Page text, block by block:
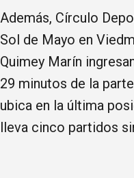
Además, Círculo
Sol de Mayo en
Quimey Marín
29 minutos de la
ubica en la última
lleva cinco partidos